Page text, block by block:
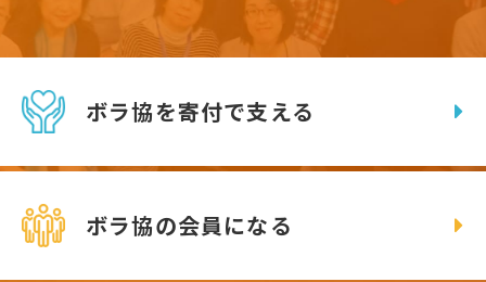
ボラ協を寄付で支える
ボラ協の会員になる